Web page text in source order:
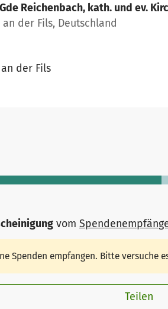
Gde Reichenbach, kath. und ev.
der Fils, Deutschland
der Fils
vom
Spenden empfangen. Bitte versuche
Teilen